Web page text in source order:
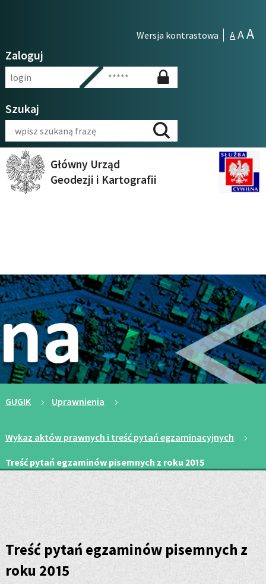
Zaloguj
Login Hasło
Szukaj
Szukaj
Wersja kontrastowa A AA
Główny Urząd
Geodezji i Kartografii
pisemnych
z
roku
2015
Nowa strona
okruszkowa
GUGIK Uprawnienia
Wykaz aktów prawnych i treść pytań egzaminacyjnych
Treść pytań egzaminów pisemnych z roku 2015
Treść pytań egzaminów pisemnych z
roku 2015